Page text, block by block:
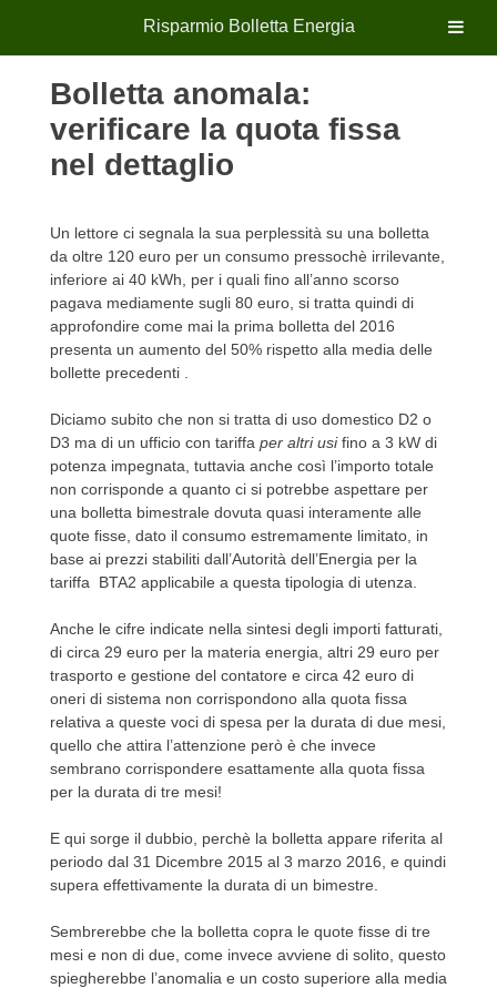
content
Bolletta anomala:
verificare la quota fissa
nel dettaglio
Un lettore ci segnala la sua perplessità su una bolletta
da oltre 120 euro per un consumo pressochè irrilevante,
inferiore ai 40 kWh, per i quali fino all’anno scorso
pagava mediamente sugli 80 euro, si tratta quindi di
approfondire come mai la prima bolletta del 2016
presenta un aumento del 50% rispetto alla media delle
bollette precedenti .
Diciamo subito che non si tratta di uso domestico D2 o
D3 ma di un ufficio con tariffa per altri usifino a 3 kW di
potenza impegnata, tuttavia anche così l’importo totale
non corrisponde a quanto ci si potrebbe aspettare per
una bolletta bimestrale dovuta quasi interamente alle
quote fisse, dato il consumo estremamente limitato, in
base ai prezzi stabiliti dall’Autorità dell’Energia per la
tariffa BTA2 applicabile a questa tipologia di utenza.
Anche le cifre indicate nella sintesi degli importi fatturati,
di circa 29 euro per la materia energia, altri 29 euro per
trasporto e gestione del contatore e circa 42 euro di
oneri di sistema non corrispondono alla quota fissa
relativa a queste voci di spesa per la durata di due mesi,
quello che attira l’attenzione però è che invece
sembrano corrispondere esattamente alla quota fissa
per la durata di tre mesi!
E qui sorge il dubbio, perchè la bolletta appare riferita al
periodo dal 31 Dicembre 2015 al 3 marzo 2016, e quindi
supera effettivamente la durata di un bimestre.
Sembrerebbe che la bolletta copra le quote fisse di tre
mesi e non di due, come invece avviene di solito, questo
spiegherebbe l’anomalia e un costo superiore alla media
Risparmio Bolletta Energia